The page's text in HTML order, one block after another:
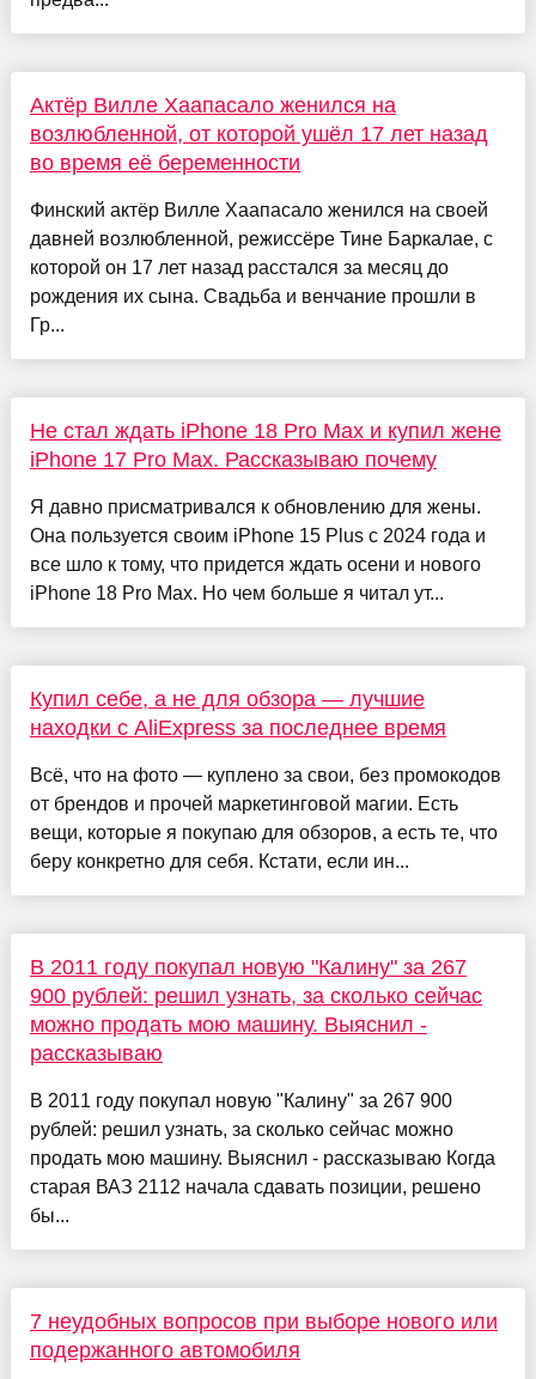
Актёр Вилле Хаапасало женился на
возлюбленной, от которой ушёл 17 лет назад
во время её беременности
Финский актёр Вилле Хаапасало женился на своей
давней возлюбленной, режиссёре Тине Баркалае, с
которой он 17 лет назад расстался за месяц до
рождения их сына. Свадьба и венчание прошли в
Гр...
Не стал ждать iPhone 18 Pro Max и купил жене
iPhone 17 Pro Max. Рассказываю почему
Я давно присматривался к обновлению для жены.
Она пользуется своим iPhone 15 Plus с 2024 года и
все шло к тому, что придется ждать осени и нового
iPhone 18 Pro Max. Но чем больше я читал ут...
Купил себе, а не для обзора — лучшие
находки с AliExpress за последнее время
Всё, что на фото — куплено за свои, без промокодов
от брендов и прочей маркетинговой магии. Есть
вещи, которые я покупаю для обзоров, а есть те, что
беру конкретно для себя. Кстати, если ин...
В 2011 году покупал новую "Калину" за 267
900 рублей: решил узнать, за сколько сейчас
можно продать мою машину. Выяснил -
рассказываю
В 2011 году покупал новую "Калину" за 267 900
рублей: решил узнать, за сколько сейчас можно
продать мою машину. Выяснил - рассказываю Когда
старая ВАЗ 2112 начала сдавать позиции, решено
бы...
7 неудобных вопросов при выборе нового или
подержанного автомобиля